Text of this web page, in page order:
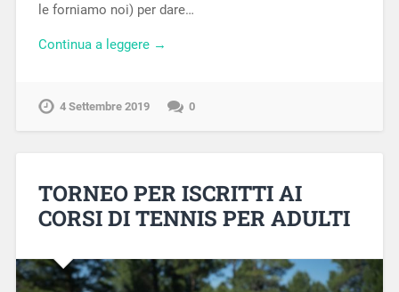
le forniamo noi) per dare…
Continua a leggere →
4 Settembre 2019 0
TORNEO PER ISCRITTI AI
CORSI DI TENNIS PER ADULTI